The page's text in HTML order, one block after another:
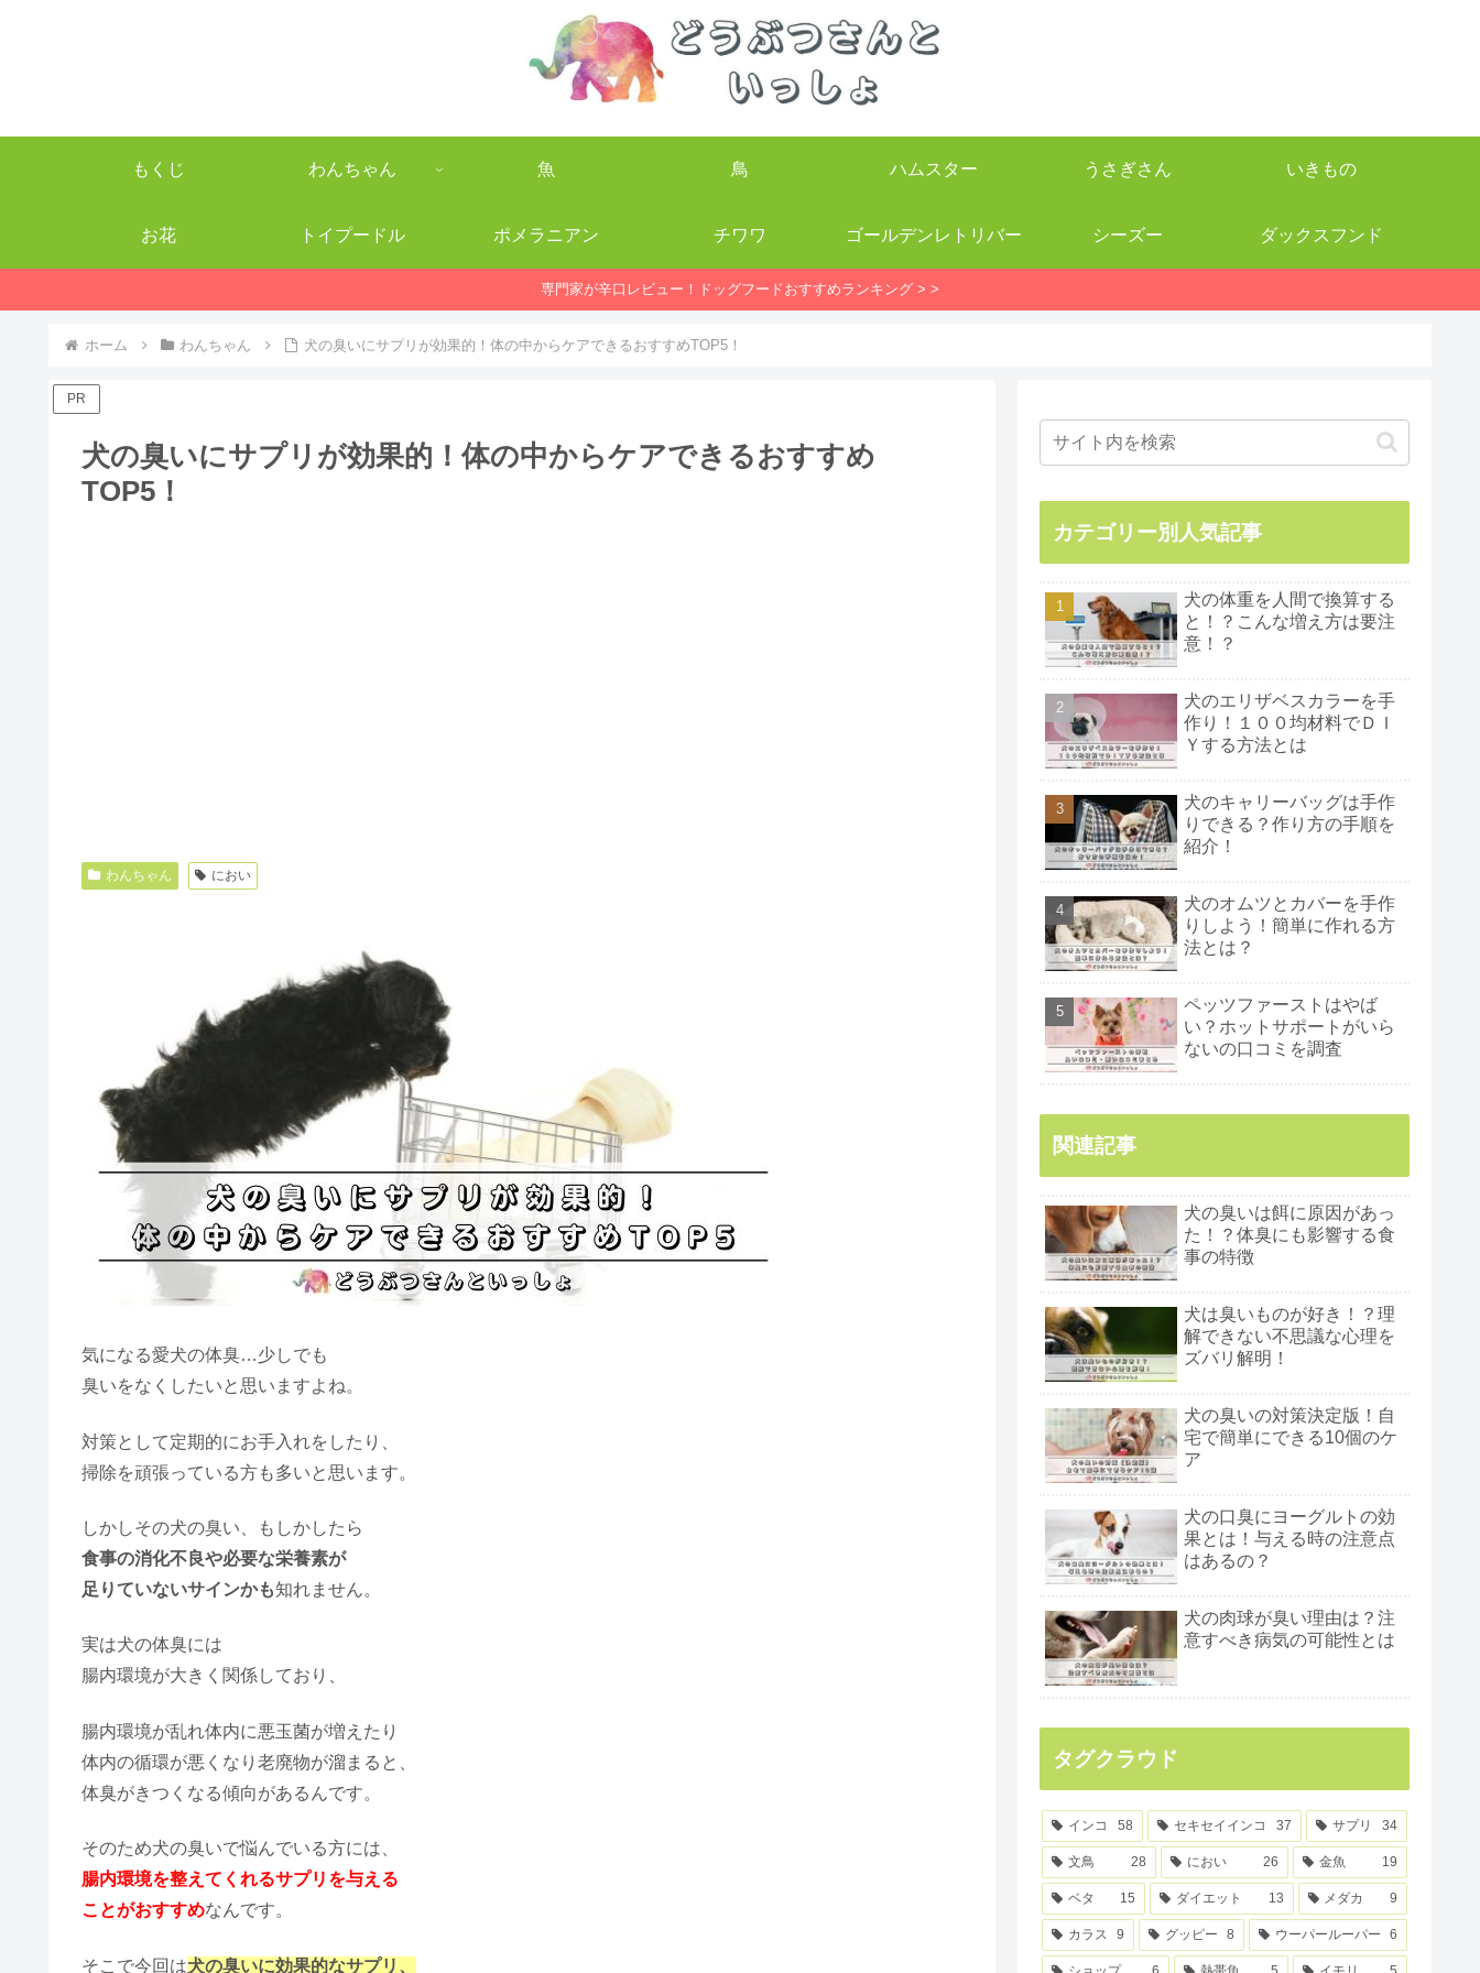
もくじ わんちゃん 魚 鳥 ハムスター うさぎさん いきもの
お花 トイプードル ポメラニアン チワワ ゴールデンレトリバー シーズー ダックスフンド
専門家が辛口レビュー！ドッグフードおすすめランキング > >
ホーム わんちゃん 犬の臭いにサプリが効果的！体の中からケアできるおすすめTOP5！
PR
犬の臭いにサプリが効果的！体の中からケアできるおすすめ
TOP5！
わんちゃん におい
気になる愛犬の体臭…少しでも
臭いをなくしたいと思いますよね。
対策として定期的にお手入れをしたり、
掃除を頑張っている方も多いと思います。
しかしその犬の臭い、もしかしたら
食事の消化不良や必要な栄養素が
足りていないサインかも知れません。
実は犬の体臭には
腸内環境が大きく関係しており、
腸内環境が乱れ体内に悪玉菌が増えたり
体内の循環が悪くなり老廃物が溜まると、
体臭がきつくなる傾向があるんです。
そのため犬の臭いで悩んでいる方には、
腸内環境を整えてくれるサプリを与える
ことがおすすめなんです。
そこで今回は犬の臭いに効果的なサプリ、
カテゴリー別人気記事
犬の体重を人間で換算する
と！？こんな増え方は要注
意！？
犬のエリザベスカラーを手
作り！１００均材料でＤＩ
Ｙする方法とは
犬のキャリーバッグは手作
りできる？作り方の手順を
紹介！
犬のオムツとカバーを手作
りしよう！簡単に作れる方
法とは？
ペッツファーストはやば
い？ホットサポートがいら
ないの口コミを調査
関連記事
犬の臭いは餌に原因があっ
た！？体臭にも影響する食
事の特徴
犬は臭いものが好き！？理
解できない不思議な心理を
ズバリ解明！
犬の臭いの対策決定版！自
宅で簡単にできる10個のケ
ア
犬の口臭にヨーグルトの効
果とは！与える時の注意点
はあるの？
犬の肉球が臭い理由は？注
意すべき病気の可能性とは
タグクラウド
インコ 58 セキセイインコ 37 サプリ 34
文鳥 28 におい 26 金魚 19
ベタ 15 ダイエット 13 メダカ 9
カラス 9 グッピー 8 ウーパールーパー 6